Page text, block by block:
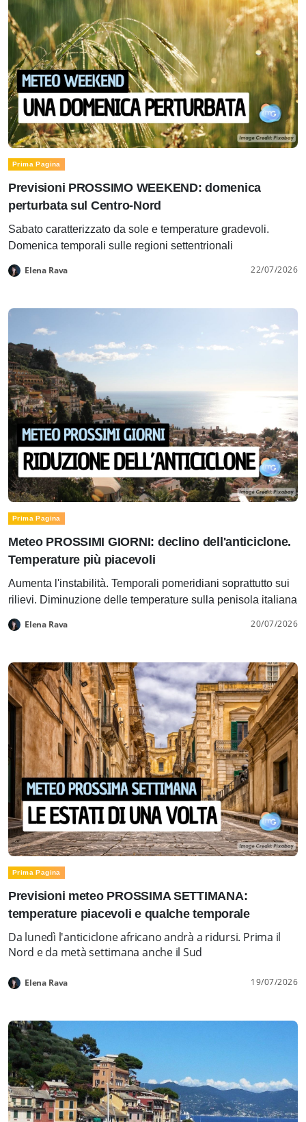
Prima Pagina
Previsioni PROSSIMO WEEKEND: domenica
perturbata sul Centro-Nord
Sabato caratterizzato da sole e temperature gradevoli.
Domenica temporali sulle regioni settentrionali
Elena Rava 22/07/2026
Prima Pagina
Meteo PROSSIMI GIORNI: declino dell'anticiclone.
Temperature più piacevoli
Aumenta l'instabilità. Temporali pomeridiani soprattutto sui
rilievi. Diminuzione delle temperature sulla penisola italiana
Elena Rava 20/07/2026
Prima Pagina
Previsioni meteo PROSSIMA SETTIMANA:
temperature piacevoli e qualche temporale
Da lunedì l'anticiclone africano andrà a ridursi. Prima il
Nord e da metà settimana anche il Sud
Elena Rava 19/07/2026